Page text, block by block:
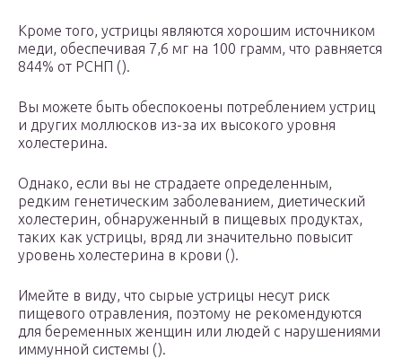
Кроме того, устрицы являются хорошим источником
меди, обеспечивая 7,6 мг на 100 грамм, что равняется
844% от РСНП ().
Вы можете быть обеспокоены потреблением устриц
и других моллюсков из-за их высокого уровня
холестерина.
Однако, если вы не страдаете определенным,
редким генетическим заболеванием, диетический
холестерин, обнаруженный в пищевых продуктах,
таких как устрицы, вряд ли значительно повысит
уровень холестерина в крови ().
Имейте в виду, что сырые устрицы несут риск
пищевого отравления, поэтому не рекомендуются
для беременных женщин или людей с нарушениями
иммунной системы ().